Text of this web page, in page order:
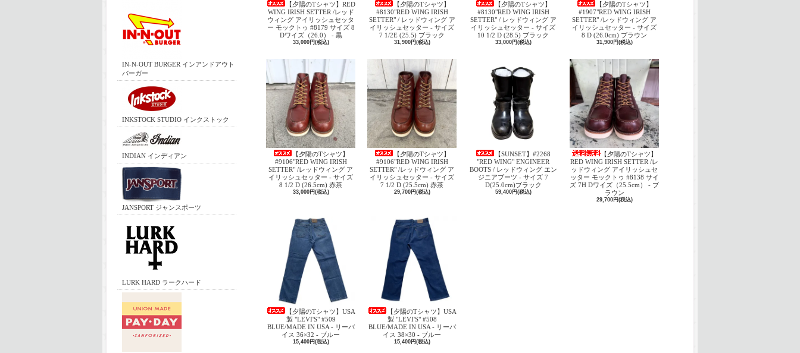
IN-N-OUT BURGER インアンドアウト
バーガー
INKSTOCK STUDIO インクストック
INDIAN インディアン
JANSPORT ジャンスポーツ
LURK HARD ラークハード
【夕陽のTシャツ】RED
WING IRISH SETTER /レッド
ウィング アイリッシュセッタ
ー モックトゥ #8179 サイズ 8
Dワイズ（26.0） - 黒
33,000円(税込)
【夕陽のTシャツ】
#8130"RED WING IRISH
SETTER" / レッドウィング ア
イリッシュセッター - サイズ
7 1/2E (25.5) ブラック
31,900円(税込)
【夕陽のTシャツ】
#8130"RED WING IRISH
SETTER" / レッドウィング ア
イリッシュセッター - サイズ
10 1/2 D (28.5) ブラック
33,000円(税込)
【夕陽のTシャツ】
#1907"RED WING IRISH
SETTER" /レッドウィング ア
イリッシュセッター - サイズ
8 D (26.0cm) ブラウン
31,900円(税込)
【夕陽のTシャツ】
#9106"RED WING IRISH
SETTER" /レッドウィング ア
イリッシュセッター - サイズ
8 1/2 D (26.5cm) 赤茶
33,000円(税込)
【夕陽のTシャツ】
#9106"RED WING IRISH
SETTER" /レッドウィング ア
イリッシュセッター - サイズ
7 1/2 D (25.5cm) 赤茶
29,700円(税込)
【SUNSET】#2268
"RED WING" ENGINEER
BOOTS / レッドウィング エン
ジニアブーツ - サイズ 7
D(25.0cm)ブラック
59,400円(税込)
【夕陽のTシャツ】
RED WING IRISH SETTER /レ
ッドウィング アイリッシュセ
ッター モックトゥ #8138 サイ
ズ 7H Dワイズ（25.5cm） - ブ
ラウン
29,700円(税込)
【夕陽のTシャツ】USA
製 "LEVI'S" #509
BLUE/MADE IN USA - リーバ
イス 36×32 - ブルー
15,400円(税込)
【夕陽のTシャツ】USA
製 "LEVI'S" #508
BLUE/MADE IN USA - リーバ
イス 38×30 - ブルー
15,400円(税込)